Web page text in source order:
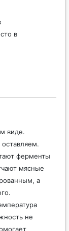
в
виде.
ферменты
мясные
а
не